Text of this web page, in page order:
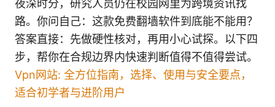
夜深时分，研究人员仍在校园网里为跨境资讯找
路。你问自己：这款免费翻墙软件到底能不能用？
答案直接：先做硬性核对，再用小心试探。以下四
步，帮你在合规边界内快速判断值得不值得尝试。
Vpn网站: 全方位指南，选择、使用与安全要点，
适合初学者与进阶用户